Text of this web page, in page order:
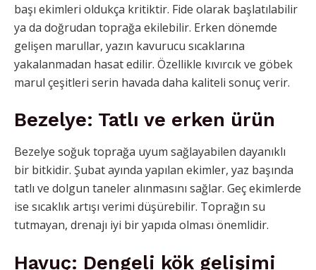
başı ekimleri oldukça kritiktir. Fide olarak başlatılabilir
ya da doğrudan toprağa ekilebilir. Erken dönemde
gelişen marullar, yazın kavurucu sıcaklarına
yakalanmadan hasat edilir. Özellikle kıvırcık ve göbek
marul çeşitleri serin havada daha kaliteli sonuç verir.
Bezelye: Tatlı ve erken ürün
Bezelye soğuk toprağa uyum sağlayabilen dayanıklı
bir bitkidir. Şubat ayında yapılan ekimler, yaz başında
tatlı ve dolgun taneler alınmasını sağlar. Geç ekimlerde
ise sıcaklık artışı verimi düşürebilir. Toprağın su
tutmayan, drenajı iyi bir yapıda olması önemlidir.
Havuç: Dengeli kök gelişimi